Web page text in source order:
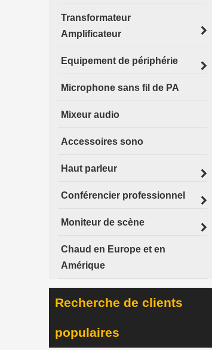
Transformateur
Amplificateur
Equipement de périphérie
Microphone sans fil de PA
Mixeur audio
Accessoires sono
Haut parleur
Conférencier professionnel
Moniteur de scène
Chaud en Europe et en
Amérique
Recherche de clients
populaires